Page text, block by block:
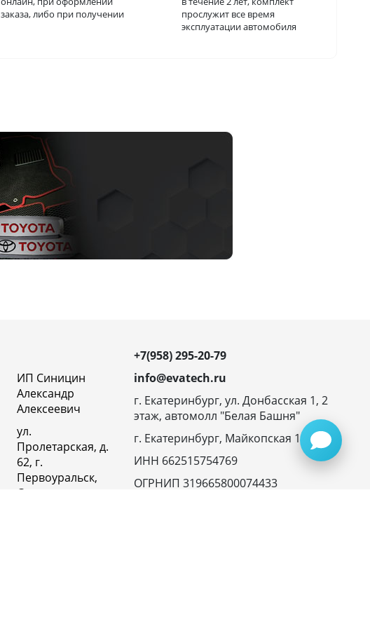
заказа, либо при получении
прослужит все время
эксплуатации автомобиля
ИП Синицин
Александр
Алексеевич
ул.
Пролетарская, д.
62, г.
Первоуральск,
Свердловская
+7(958) 295-20-79
info@evatech.ru
г. Екатеринбург, ул. Донбасская 1, 2
этаж, автомолл "Белая Башня"
г. Екатеринбург, Майкопская 10
ИНН 662515754769
ОГРНИП 319665800074433